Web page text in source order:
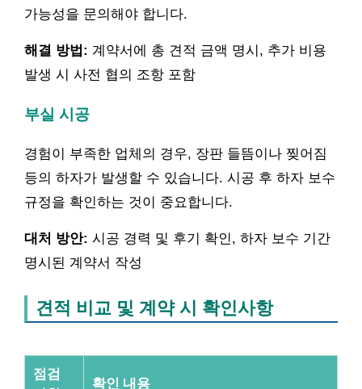
가능성을 문의해야 합니다.
해결 방법: 계약서에 총 견적 금액 명시, 추가 비용
발생 시 사전 협의 조항 포함
부실 시공
경험이 부족한 업체의 경우, 장판 들뜸이나 찢어짐
등의 하자가 발생할 수 있습니다. 시공 후 하자 보수
규정을 확인하는 것이 중요합니다.
대처 방안: 시공 경력 및 후기 확인, 하자 보수 기간
명시된 계약서 작성
견적 비교 및 계약 시 확인사항
점검
확인 내용